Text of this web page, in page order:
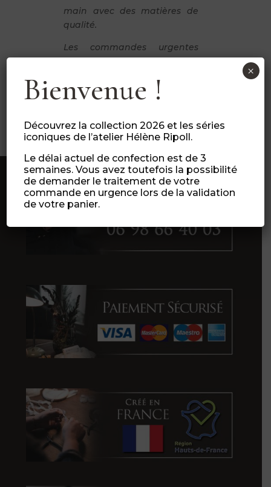
main avec des matières de
qualité.
Les commandes urgentes
sont possibles en ajoutant
urgente » (lors de finalisation
de votre panier).
Bienvenue !
Découvrez la collection 2026 et les séries
iconiques de l’atelier Hélène Ripoll.
Le délai actuel de confection est de 3
semaines. Vous avez toutefois la possibilité
de demander le traitement de votre
commande en urgence lors de la validation
de votre panier.
×